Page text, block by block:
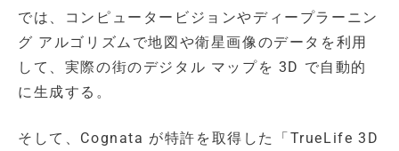
では、コンピュータービジョンやディープラーニン
グ アルゴリズムで地図や衛星画像のデータを利用
して、実際の街のデジタル マップを 3D で自動的
に生成する。
そして、Cognata が特許を取得した「TrueLife 3D